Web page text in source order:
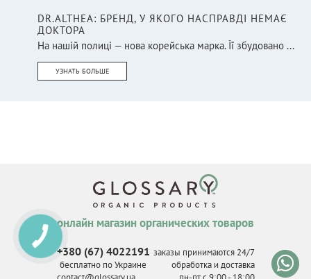
DR.ALTHEA: БРЕНД, У ЯКОГО НАСПРАВДІ НЕМАЄ
ДОКТОРА
На нашій полиці — нова корейська марка. Її збудовано ...
УЗНАТЬ БОЛЬШЕ
онлайн магазин органических товаров
+380 (67) 4022191
бесплатно по Украине
заказы принимаются 24/7
обработка и доставка